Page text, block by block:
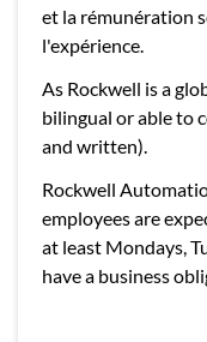
et la rémunération
l'expérience.
As Rockwell is a
bilingual or able to
and written).
Rockwell
employees are
at least Mondays,
have a business